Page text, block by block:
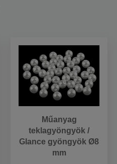
Műanyag
teklagyöngyök /
Glance gyöngyök Ø8
mm